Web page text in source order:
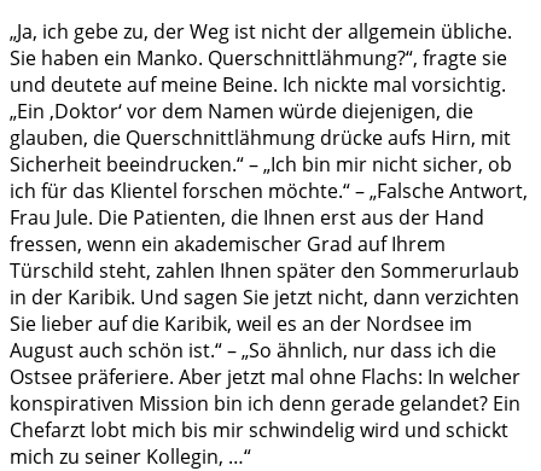
„Ja, ich gebe zu, der Weg ist nicht der allgemein übliche.
Sie haben ein Manko. Querschnittlähmung?“, fragte sie
und deutete auf meine Beine. Ich nickte mal vorsichtig.
„Ein ‚Doktor‘ vor dem Namen würde diejenigen, die
glauben, die Querschnittlähmung drücke aufs Hirn, mit
Sicherheit beeindrucken.“ – „Ich bin mir nicht sicher, ob
ich für das Klientel forschen möchte.“ – „Falsche Antwort,
Frau Jule. Die Patienten, die Ihnen erst aus der Hand
fressen, wenn ein akademischer Grad auf Ihrem
Türschild steht, zahlen Ihnen später den Sommerurlaub
in der Karibik. Und sagen Sie jetzt nicht, dann verzichten
Sie lieber auf die Karibik, weil es an der Nordsee im
August auch schön ist.“ – „So ähnlich, nur dass ich die
Ostsee präferiere. Aber jetzt mal ohne Flachs: In welcher
konspirativen Mission bin ich denn gerade gelandet? Ein
Chefarzt lobt mich bis mir schwindelig wird und schickt
mich zu seiner Kollegin, …“